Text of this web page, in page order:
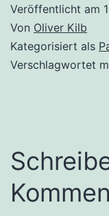
Veröffentlicht am
Von Oliver Kilb
Kategorisiert als
Verschlagwortet